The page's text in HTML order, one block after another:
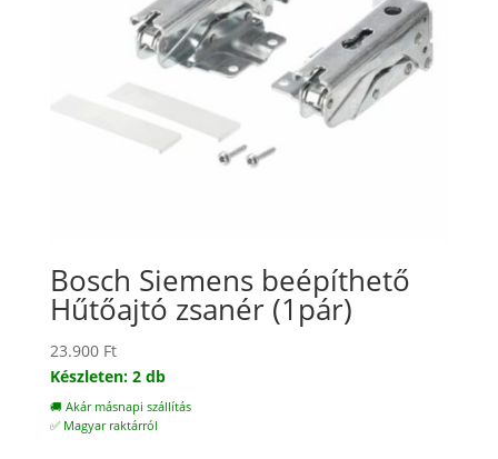
Bosch Siemens beépíthető
Hűtőajtó zsanér (1pár)
23.900 Ft
Készleten: 2 db
🚚 Akár másnapi szállítás
✅ Magyar raktárról